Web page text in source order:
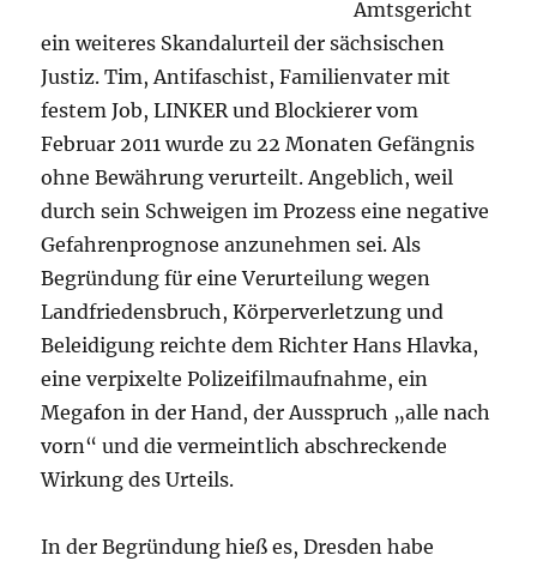
Amtsgericht
ein weiteres Skandalurteil der sächsischen
Justiz. Tim, Antifaschist, Familienvater mit
festem Job, LINKER und Blockierer vom
Februar 2011 wurde zu 22 Monaten Gefängnis
ohne Bewährung verurteilt. Angeblich, weil
durch sein Schweigen im Prozess eine negative
Gefahrenprognose anzunehmen sei. Als
Begründung für eine Verurteilung wegen
Landfriedensbruch, Körperverletzung und
Beleidigung reichte dem Richter Hans Hlavka,
eine verpixelte Polizeifilmaufnahme, ein
Megafon in der Hand, der Ausspruch „alle nach
vorn“ und die vermeintlich abschreckende
Wirkung des Urteils.
In der Begründung hieß es, Dresden habe